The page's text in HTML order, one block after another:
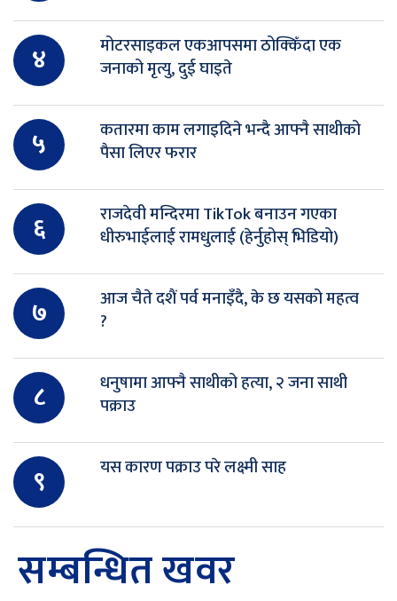
४
मोटरसाइकल एकआपसमा ठोक्किँदा एक
जनाको मृत्यु, दुई घाइते
५
कतारमा काम लगाइदिने भन्दै आफ्नै साथीको
पैसा लिएर फरार
६
राजदेवी मन्दिरमा TikTok बनाउन गएका
धीरुभाईलाई रामधुलाई (हेर्नुहोस् भिडियो)
७
आज चैते दशैं पर्व मनाइँदै, के छ यसको महत्व
?
८
धनुषामा आफ्नै साथीको हत्या, २ जना साथी
पक्राउ
९ यस कारण पक्राउ परे लक्ष्मी साह
सम्बन्धित खवर